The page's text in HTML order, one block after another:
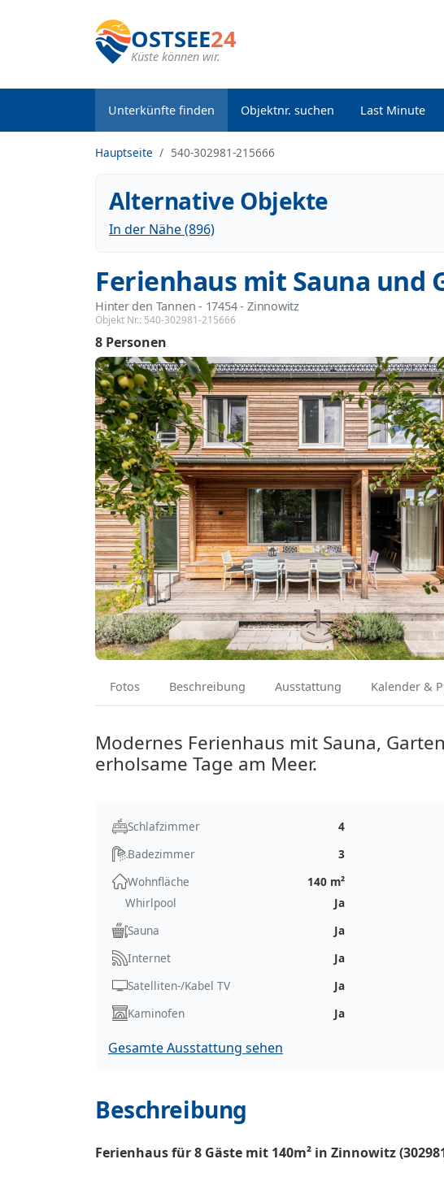
OSTSEE24
Küste können wir.
Unterkünfte finden Objektnr. suchen Last Minute
Hauptseite 540-302981-215666
Alternative Objekte
In der Nähe (896)
Ferienhaus mit Sauna und
Hinter den Tannen - 17454 - Zinnowitz
Objekt Nr.: 540-302981-215666
8 Personen
Fotos Beschreibung Ausstattung Kalender &
Modernes Ferienhaus mit Sauna,
erholsame Tage am Meer.
Schlafzimmer
4
Badezimmer
3
Wohnfläche
140 m²
Whirlpool
Ja
Sauna
Ja
Internet
Ja
Satelliten-/Kabel TV
Ja
Kaminofen
Ja
Gesamte Ausstattung sehen
Beschreibung
Ferienhaus für 8 Gäste mit 140m² in Zinnowitz